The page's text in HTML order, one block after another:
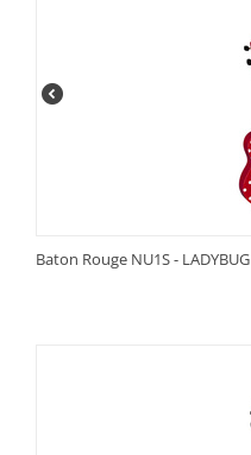
Baton Rouge NU1S - LADYBUG